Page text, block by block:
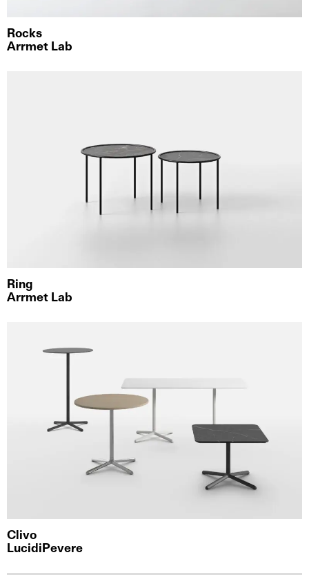
Rocks
Arrmet Lab
Ring
Arrmet Lab
Clivo
LucidiPevere